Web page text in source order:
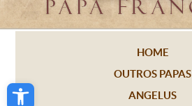
Open toolbar
HOME
OUTROS PAPAS
ANGELUS